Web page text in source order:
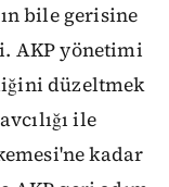
bile gerisine
AKP yönetimi
düzeltmek
ile
kadar